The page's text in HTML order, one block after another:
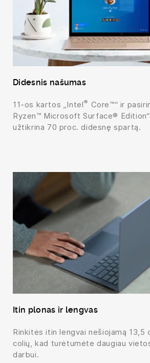
Didesnis našumas
11-os kartos „Intel® Core™“ ir
Ryzen™ Microsoft Surface®
užtikrina 70 proc. didesnę spartą.
Itin plonas ir lengvas
Rinkitės itin lengvai nešiojamą 13,5
colių, kad turėtumėte daugiau
darbui.